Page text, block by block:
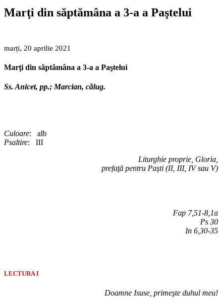
Marţi din săptămâna a 3-a a Paştelui
marți, 20 aprilie 2021
Marţi din săptămâna a 3-a a Paştelui
Ss. Anicet, pp.; Marcian, călug.
Culoare: alb
Psaltire: III
Liturghie proprie, Gloria,
prefaţă pentru Paşti (II, III, IV sau V)
Fap 7,51-8,1a
Ps 30
In 6,30-35
LECTURA I
Doamne Isuse, primeşte duhul meu!